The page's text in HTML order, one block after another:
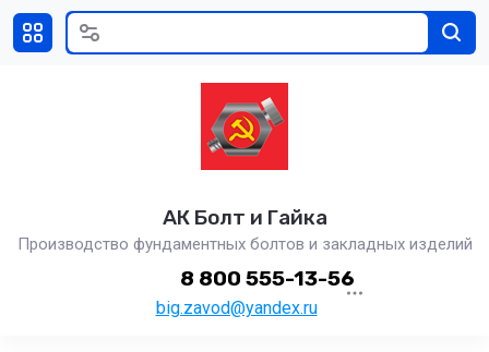
АК Болт и Гайка
Производство фундаментных болтов и закладных изделий
big.zavod@yandex.ru
8 800 555-13-56